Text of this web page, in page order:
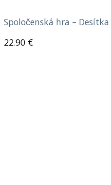
Spoločenská hra – Desítka
22.90 €